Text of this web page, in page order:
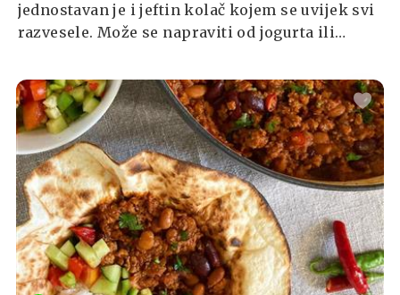
jednostavan je i jeftin kolač kojem se uvijek svi
razvesele. Može se napraviti od jogurta ili
pekmeza. A odličan je i način za potrošiti
ostatke vrhnja, svježeg sira i jogurta….